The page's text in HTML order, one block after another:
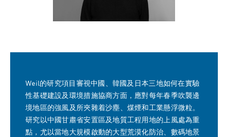
Weil的研究項目審視中國、韓國及日本三地如何在實驗
性基礎建設及環境措施協商方面，應對每年春季吹襲邊
境地區的強風及所夾雜着沙塵、煤煙和工業懸浮微粒。
研究以中國甘肅省安置區及地質工程用地的上風處為重
點，尤以當地大規模啟動的大型荒漠化防治、數碼地景